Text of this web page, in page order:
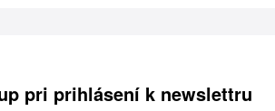
pri prihlásení k newslettru